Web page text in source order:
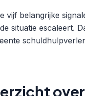
vijf belangrijke
situatie escaleert.